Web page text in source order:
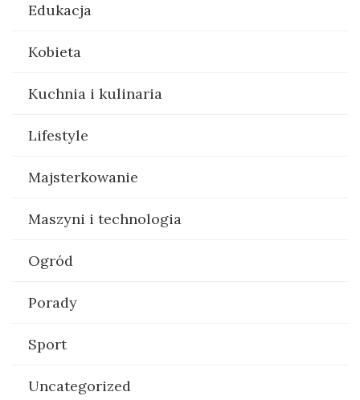
Edukacja
Kobieta
Kuchnia i kulinaria
Lifestyle
Majsterkowanie
Maszyni i technologia
Ogród
Porady
Sport
Uncategorized